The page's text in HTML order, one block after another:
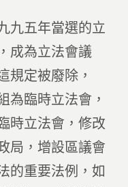
九五年當選的立
成為立法會議
規定被廢除，
為臨時立法會，
時立法會，修改
局，增設區議會
的重要法例，如